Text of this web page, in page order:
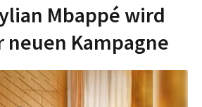
Mbappé wird
neuen Kampagne